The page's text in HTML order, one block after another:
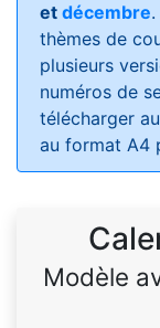
et décembre
thèmes de
plusieurs
numéros de
télécharger
au format A4
Modèle